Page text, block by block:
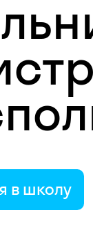
в школу